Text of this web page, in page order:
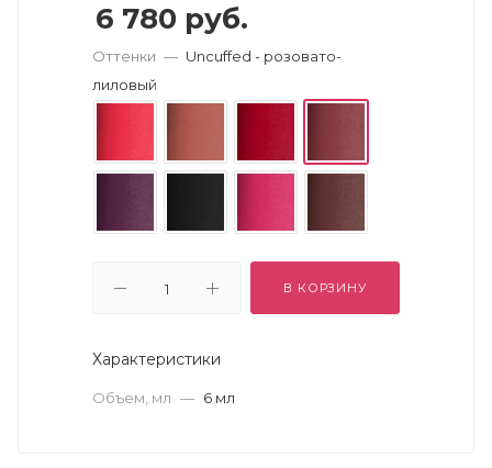
6 780 руб.
Оттенки — Uncuffed - розовато-
лиловый
В КОРЗИНУ
Характеристики
Объем, мл — 6 мл